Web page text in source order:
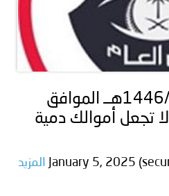
السعودية ـ 1446/07/07هــ الموافق
07 م - لا تجعل أموالك دمية
المزيد